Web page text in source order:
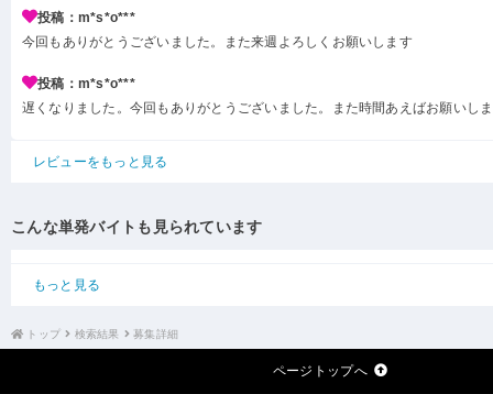
投稿：m*s*o***
今回もありがとうございました。また来週よろしくお願いします
投稿：m*s*o***
遅くなりました。今回もありがとうございました。また時間あえばお願いし
レビューをもっと見る
こんな単発バイトも見られています
もっと見る
トップ 検索結果 募集詳細
ページトップへ